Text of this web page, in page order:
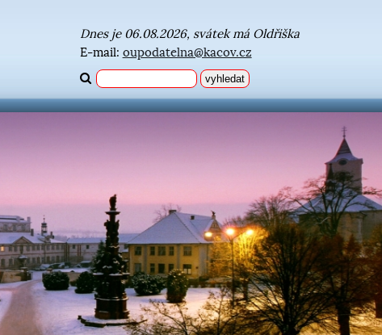
Dnes je 06.08.2026, svátek má Oldřiška
E-mail: oupodatelna@kacov.cz